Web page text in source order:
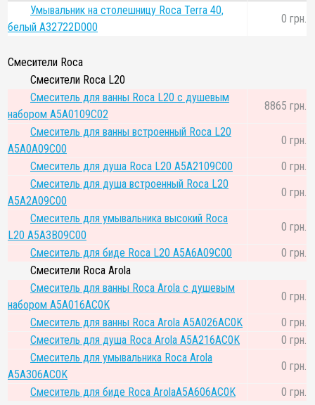
Умывальник на столешницу Roca Terra 40,
белый A32722D000
0 грн.
Смесители Roca
Смесители Roca L20
Смеситель для ванны Roca L20 с душевым
набором A5A0109C02
8865 грн.
Смеситель для ванны встроенный Roca L20
A5A0A09C00
0 грн.
Смеситель для душа Roca L20 A5A2109C00
0 грн.
Смеситель для душа встроенный Roca L20
A5A2A09C00
0 грн.
Смеситель для умывальника высокий Roca
L20 A5A3B09C00
0 грн.
Смеситель для биде Roca L20 A5A6A09C00
0 грн.
Смесители Roca Arola
Смеситель для ванны Roca Arola с душевым
набором A5A016AC0K
0 грн.
Смеситель для ванны Roca Arola A5A026AC0K
0 грн.
Смеситель для душа Roca Arola A5A216AC0K
0 грн.
Смеситель для умывальника Roca Arola
A5A306AC0K
0 грн.
Смеситель для биде Roca ArolaA5A606AC0K
0 грн.